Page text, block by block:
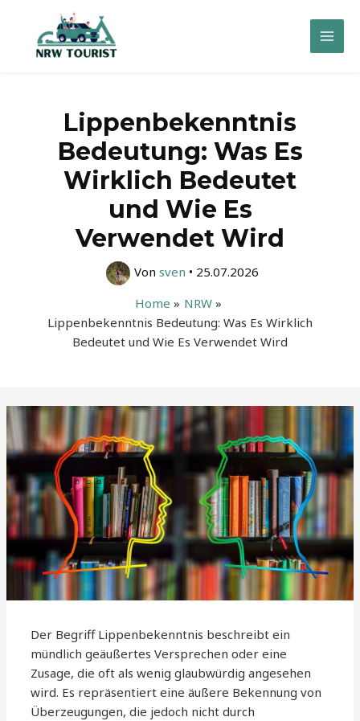
springen
Main
Lippenbekenntnis
Bedeutung: Was Es
Wirklich Bedeutet
und Wie Es
Verwendet Wird
Von sven • 25.07.2026
Home
NRW
Lippenbekenntnis Bedeutung: Was Es Wirklich
Bedeutet und Wie Es Verwendet Wird
Der Begriff Lippenbekenntnis beschreibt ein
mündlich geäußertes Versprechen oder eine
Zusage, die oft als wenig glaubwürdig angesehen
wird. Es repräsentiert eine äußere Bekennung von
Überzeugungen, die jedoch nicht durch